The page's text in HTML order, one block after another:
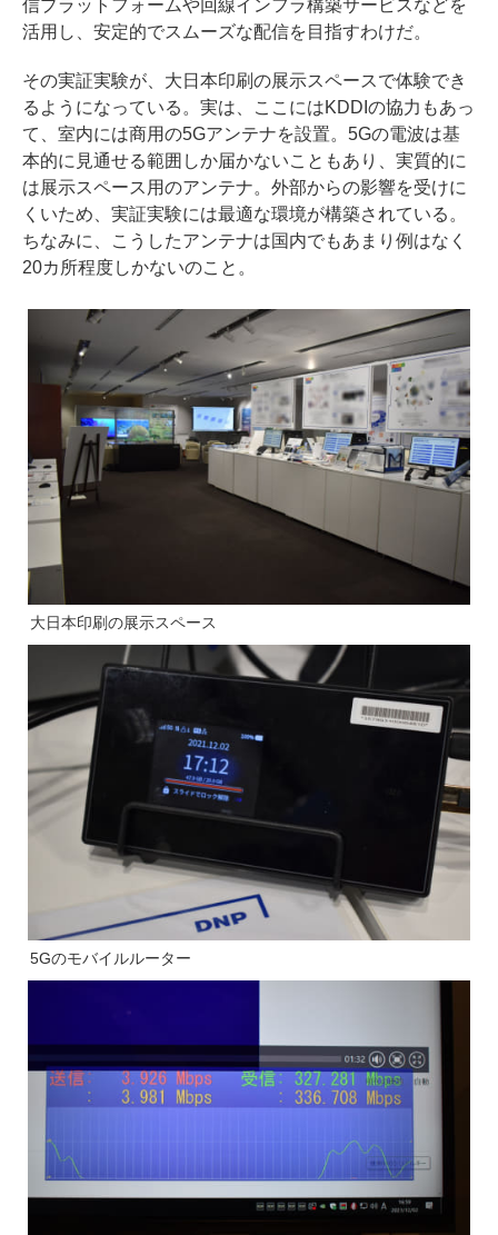
信プラットフォームや回線インフラ構築サービスなどを
活用し、安定的でスムーズな配信を目指すわけだ。
その実証実験が、大日本印刷の展示スペースで体験でき
るようになっている。実は、ここにはKDDIの協力もあっ
て、室内には商用の5Gアンテナを設置。5Gの電波は基
本的に見通せる範囲しか届かないこともあり、実質的に
は展示スペース用のアンテナ。外部からの影響を受けに
くいため、実証実験には最適な環境が構築されている。
ちなみに、こうしたアンテナは国内でもあまり例はなく
20カ所程度しかないのこと。
大日本印刷の展示スペース
5Gのモバイルルーター